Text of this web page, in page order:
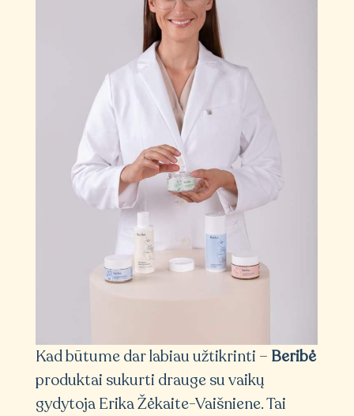
Kad būtume dar labiau užtikrinti – Beribė
produktai sukurti drauge su vaikų
gydytoja Erika Žėkaite-Vaišniene. Tai